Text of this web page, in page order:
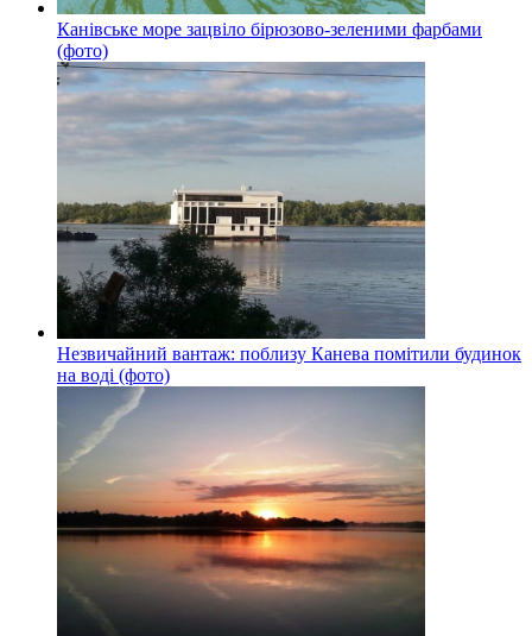
Канівське море зацвіло бірюзово-зеленими фарбами
(фото)
Незвичайний вантаж: поблизу Канева помітили будинок
на воді (фото)